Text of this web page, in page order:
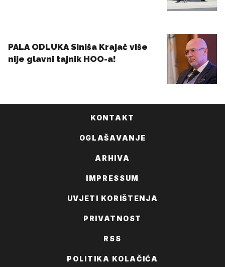
KONTAKT
OGLAŠAVANJE
ARHIVA
IMPRESSUM
UVJETI KORIŠTENJA
PRIVATNOST
RSS
POLITIKA KOLAČIĆA